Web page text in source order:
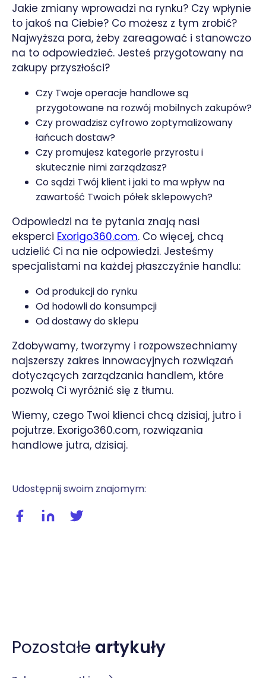
Udostępnij swoim znajomym:
Udostępnij wpis na facebooku
Udostępnij wpis na linkedIn
Jakie zmiany wprowadzi na rynku? Czy wpłynie
to jakoś na Ciebie? Co możesz z tym zrobić?
Najwyższa pora, żeby zareagować i stanowczo
na to odpowiedzieć. Jesteś przygotowany na
zakupy przyszłości?
Czy Twoje operacje handlowe są
przygotowane na rozwój mobilnych zakupów?
Czy prowadzisz cyfrowo zoptymalizowany
łańcuch dostaw?
Czy promujesz kategorie przyrostu i
skutecznie nimi zarządzasz?
Co sądzi Twój klient i jaki to ma wpływ na
zawartość Twoich półek sklepowych?
Odpowiedzi na te pytania znają nasi
eksperci Exorigo360.com. Co więcej, chcą
udzielić Ci na nie odpowiedzi. Jesteśmy
specjalistami na każdej płaszczyźnie handlu:
Od produkcji do rynku
Od hodowli do konsumpcji
Od dostawy do sklepu
Zdobywamy, tworzymy i rozpowszechniamy
najszerszy zakres innowacyjnych rozwiązań
dotyczących zarządzania handlem, które
pozwolą Ci wyróżnić się z tłumu.
Wiemy, czego Twoi klienci chcą dzisiaj, jutro i
pojutrze. Exorigo360.com, rozwiązania
handlowe jutra, dzisiaj.
Pozostałe artykuły